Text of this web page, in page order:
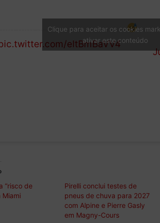
rain that soaks you through…
eItBmBaVV4
Clique para aceitar os cookies
ativar este conteúdo
“risco de
Miami
Pirelli conclui testes de
pneus de chuva para 2027
com Alpine e Pierre Gasly
em Magny-Cours